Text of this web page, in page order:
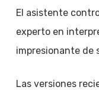
El asistente
experto en
impresionante de
Las versiones